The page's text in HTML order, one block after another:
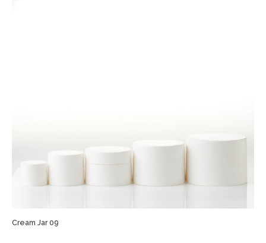
Cream Jar 09